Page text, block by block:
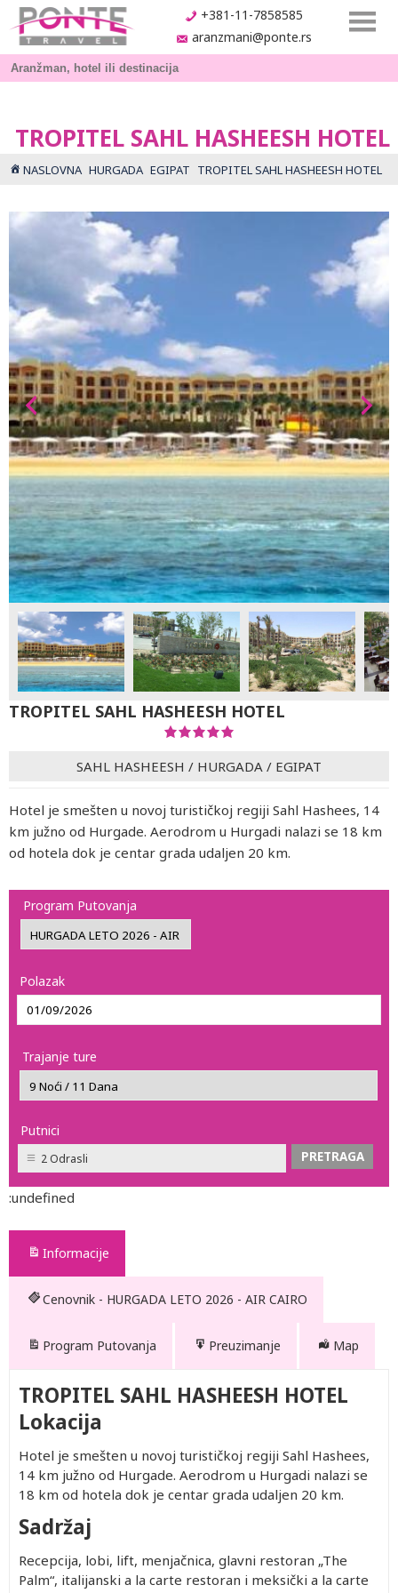
+381-11-7858585
aranzmani@ponte.rs
TROPITEL SAHL HASHEESH HOTEL
NASLOVNA HURGADA EGIPAT TROPITEL SAHL HASHEESH HOTEL
TROPITEL SAHL HASHEESH HOTEL
SAHL HASHEESH / HURGADA / EGIPAT
Hotel je smešten u novoj turističkoj regiji Sahl Hashees, 14
km južno od Hurgade. Aerodrom u Hurgadi nalazi se 18 km
od hotela dok je centar grada udaljen 20 km.
Program Putovanja
Polazak
Trajanje ture
Putnici
2 Odrasli
:undefined
Informacije
Cenovnik - HURGADA LETO 2026 - AIR CAIRO
Program Putovanja Preuzimanje Map
TROPITEL SAHL HASHEESH HOTEL
Lokacija
Hotel je smešten u novoj turističkoj regiji Sahl Hashees,
14 km južno od Hurgade. Aerodrom u Hurgadi nalazi se
18 km od hotela dok je centar grada udaljen 20 km.
Sadržaj
Recepcija, lobi, lift, menjačnica, glavni restoran „The
Palm“, italijanski a la carte restoran i meksički a la carte